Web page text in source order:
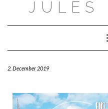
JULES
2. December 2019